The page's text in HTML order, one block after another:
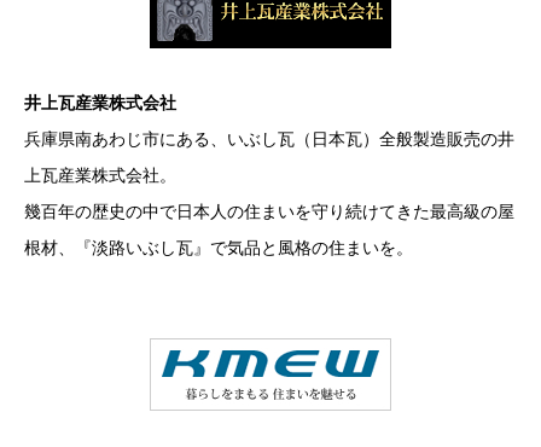
井上瓦産業株式会社
兵庫県南あわじ市にある、いぶし瓦（日本瓦）全般製造販売の井
上瓦産業株式会社。
幾百年の歴史の中で日本人の住まいを守り続けてきた最高級の屋
根材、『淡路いぶし瓦』で気品と風格の住まいを。